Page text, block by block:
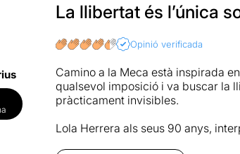
Elsa sent una profunda admiració
que té la llibertat per bandera però
l'envolta, entorn que encarna el
un rerefons necessari.
Tornar a tenir l'oportunitat de
te sentir especial per estar
veure Natalia Dicenta a les
Carlos Olalla igualment fa un
La llibertat és l’única
Opinió verificada
Camino a la Meca està inspirada
qualsevol imposició i va buscar la
pràcticament invisibles.
Lola Herrera als seus 90 anys,